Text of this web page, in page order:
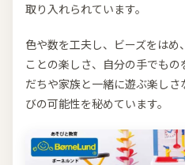
取り入れられています。
色や数を工夫し、ビーズをは
ことの楽しさ、自分の手でも
だちや家族と一緒に遊ぶ楽し
びの可能性を秘めています。